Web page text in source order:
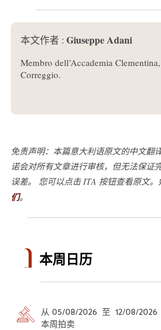
本文作者 : Giuseppe Adani
Membro dell’Accademia
Correggio.
免责声明：本篇意大利语原文的中文翻
诺会对所有文章进行审核，但无法保证
误差。 您可以点击 ITA 按钮查看原文。
们。
本周日历
从 05/08/2026 至 12/08/2026
本周拍卖